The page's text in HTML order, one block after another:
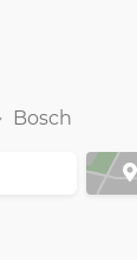
Bosch